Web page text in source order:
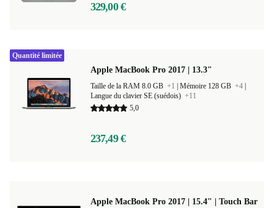
329,00 €
Apple MacBook Pro 2017 | 13.3"
Taille de la RAM 8.0 GB +1 Mémoire 128 GB +4
Langue du clavier SE (suédois) +11
5,0
237,49 €
Quantité limitée
Apple MacBook Pro 2017 | 15.4" | Touch Bar